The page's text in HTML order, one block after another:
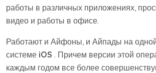
работы в различных приложениях,
видео и работы в офисе.
Работают и Айфоны, и Айпады на
системе iOS . Причем версии этой
каждым годом все более